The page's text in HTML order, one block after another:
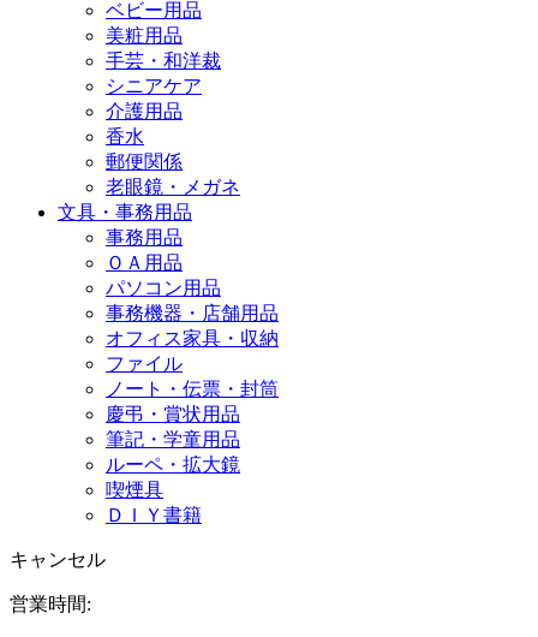
ベビー用品
美粧用品
手芸・和洋裁
シニアケア
介護用品
香水
郵便関係
老眼鏡・メガネ
文具・事務用品
事務用品
ＯＡ用品
パソコン用品
事務機器・店舗用品
オフィス家具・収納
ファイル
ノート・伝票・封筒
慶弔・賞状用品
筆記・学童用品
ルーペ・拡大鏡
喫煙具
ＤＩＹ書籍
キャンセル
営業時間: